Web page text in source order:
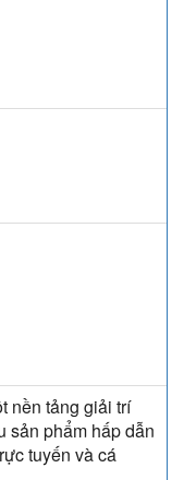
nền tảng giải trí
sản phẩm hấp dẫn
tuyến và cá